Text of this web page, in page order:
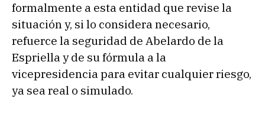
formalmente a esta entidad que revise la
situación y, si lo considera necesario,
refuerce la seguridad de Abelardo de la
Espriella y de su fórmula a la
vicepresidencia para evitar cualquier riesgo,
ya sea real o simulado.